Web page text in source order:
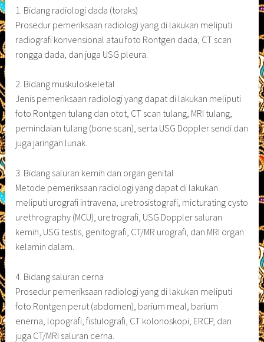
1. Bidang radiologi dada (toraks)
Prosedur pemeriksaan radiologi yang di lakukan meliputi
radiografi konvensional atau foto Rontgen dada, CT scan
rongga dada, dan juga USG pleura.
2. Bidang muskuloskeletal
Jenis pemeriksaan radiologi yang dapat di lakukan meliputi
foto Rontgen tulang dan otot, CT scan tulang, MRI tulang,
pemindaian tulang (bone scan), serta USG Doppler sendi dan
juga jaringan lunak.
3. Bidang saluran kemih dan organ genital
Metode pemeriksaan radiologi yang dapat di lakukan
meliputi urografi intravena, uretrosistografi, micturating cysto
urethrography (MCU), uretrografi, USG Doppler saluran
kemih, USG testis, genitografi, CT/MR urografi, dan MRI organ
kelamin dalam.
4. Bidang saluran cerna
Prosedur pemeriksaan radiologi yang di lakukan meliputi
foto Rontgen perut (abdomen), barium meal, barium
enema, lopografi, fistulografi, CT kolonoskopi, ERCP, dan
juga CT/MRI saluran cerna.